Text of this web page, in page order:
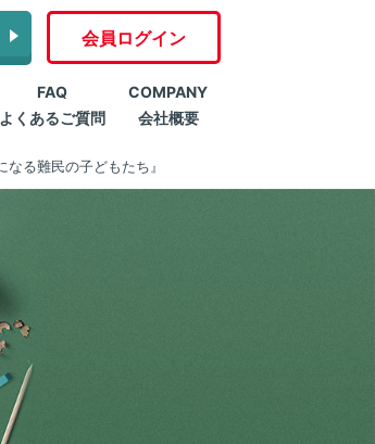
会員ログイン
FAQ
よくあるご質問
COMPANY
会社概要
なる難民の子どもたち』